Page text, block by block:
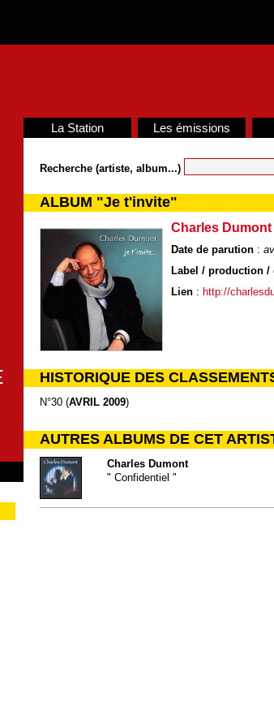
La Station Les émissions
Recherche (artiste, album...)
ALBUM "Je t'invite"
Charles Dumont
Date de parution:
Label / production
Lien: http://
HISTORIQUE DES
N°30 (AVRIL 2009)
AUTRES ALBUMS DE CET
Charles Dumont
" Confidentiel "